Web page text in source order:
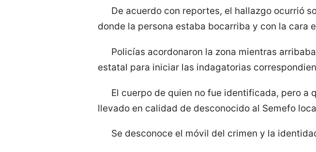
De acuerdo con reportes, el hallazgo ocurrió
donde la persona estaba bocarriba y con la cara
Policías acordonaron la zona mientras
estatal para iniciar las indagatorias
El cuerpo de quien no fue identificada, pero a
llevado en calidad de desconocido al Semefo
Se desconoce el móvil del crimen y la